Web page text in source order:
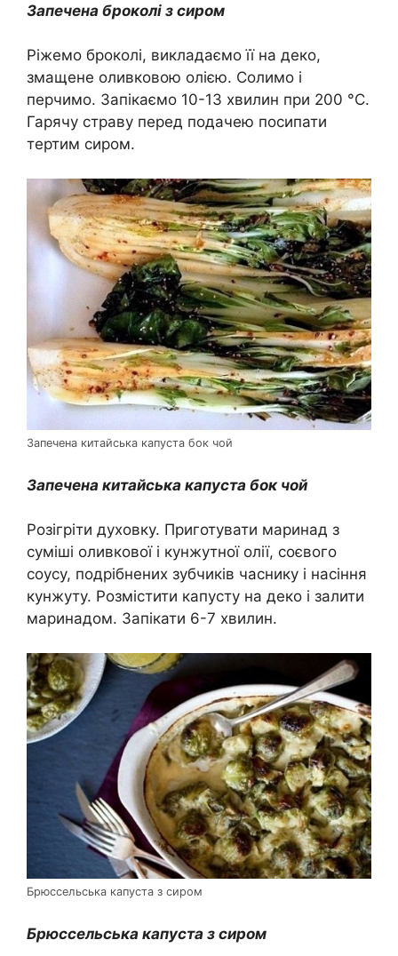
Запечена броколі з сиром
Ріжемо броколі, викладаємо її на деко,
змащене оливковою олією. Солимо і
перчимо. Запікаємо 10-13 хвилин при 200 °C.
Гарячу страву перед подачею посипати
тертим сиром.
Запечена китайська капуста бок чой
Запечена китайська капуста бок чой
Розігріти духовку. Приготувати маринад з
суміші оливкової і кунжутної олії, соєвого
соусу, подрібнених зубчиків часнику і насіння
кунжуту. Розмістити капусту на деко і залити
маринадом. Запікати 6-7 хвилин.
Брюссельська капуста з сиром
Брюссельська капуста з сиром